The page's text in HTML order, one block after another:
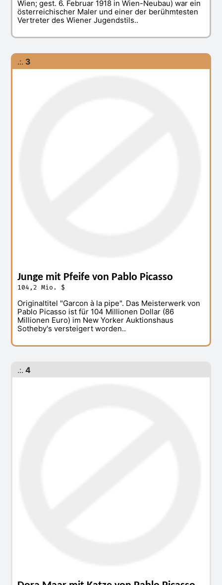
Wien; gest. 6. Februar 1918 in Wien-Neubau) war ein
österreichischer Maler und einer der berühmtesten
Vertreter des Wiener Jugendstils..
.:. 3
Junge mit Pfeife von Pablo Picasso
104,2 Mio. $
Originaltitel "Garcon à la pipe". Das Meisterwerk von
Pablo Picasso ist für 104 Millionen Dollar (86
Millionen Euro) im New Yorker Auktionshaus
Sotheby's versteigert worden..
.:. 4